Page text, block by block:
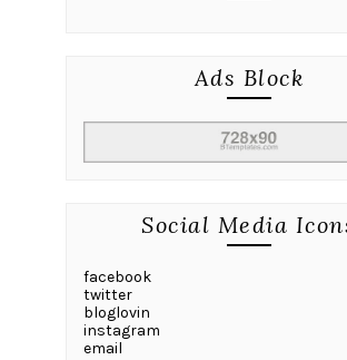
Ads Block
Social Media
facebook
twitter
bloglovin
instagram
email